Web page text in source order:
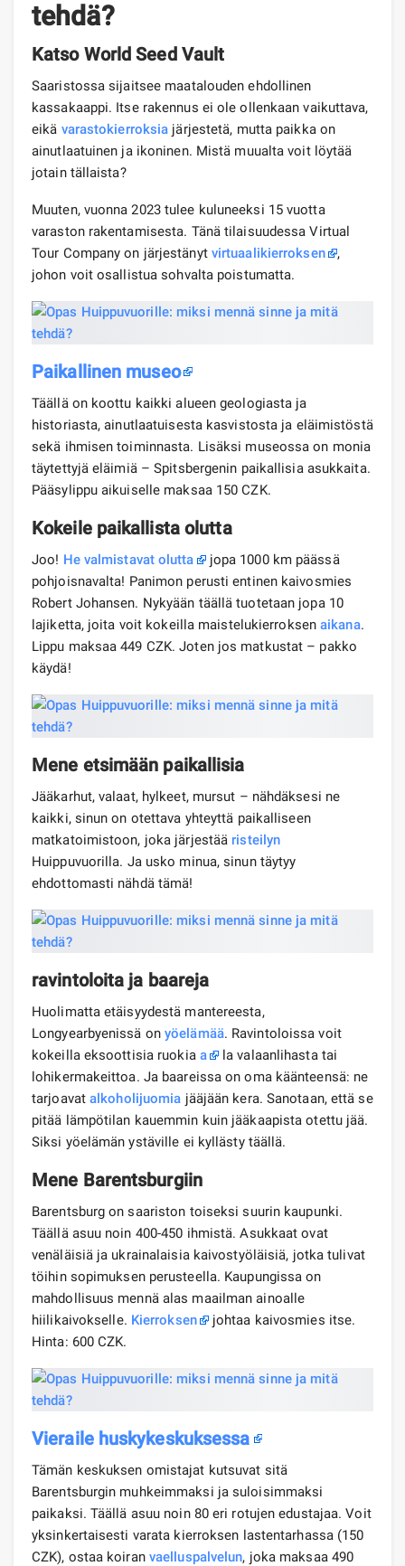
tehdä?
Katso World Seed Vault
Saaristossa sijaitsee maatalouden ehdollinen
kassakaappi. Itse rakennus ei ole ollenkaan vaikuttava,
eikä varastokierroksia järjestetä, mutta paikka on
ainutlaatuinen ja ikoninen. Mistä muualta voit löytää
jotain tällaista?
Muuten, vuonna 2023 tulee kuluneeksi 15 vuotta
varaston rakentamisesta. Tänä tilaisuudessa Virtual
Tour Company on järjestänyt virtuaalikierroksen
,
johon voit osallistua sohvalta poistumatta.
Paikallinen museo
Täällä on koottu kaikki alueen geologiasta ja
historiasta, ainutlaatuisesta kasvistosta ja eläimistöstä
sekä ihmisen toiminnasta. Lisäksi museossa on monia
täytettyjä eläimiä – Spitsbergenin paikallisia asukkaita.
Pääsylippu aikuiselle maksaa 150 CZK.
Kokeile paikallista olutta
Joo! He valmistavat olutta
jopa 1000 km päässä
pohjoisnavalta! Panimon perusti entinen kaivosmies
Robert Johansen. Nykyään täällä tuotetaan jopa 10
lajiketta, joita voit kokeilla maistelukierroksenaikana.
Lippu maksaa 449 CZK. Joten jos matkustat – pakko
käydä!
Mene etsimään paikallisia
Jääkarhut, valaat, hylkeet, mursut – nähdäksesi ne
kaikki, sinun on otettava yhteyttä paikalliseen
matkatoimistoon, joka järjestää risteilyn
Huippuvuorilla. Ja usko minua, sinun täytyy
ehdottomasti nähdä tämä!
ravintoloita ja baareja
Huolimatta etäisyydestä mantereesta,
Longyearbyenissä on yöelämää. Ravintoloissa voit
kokeilla eksoottisia ruokia a
la valaanlihasta tai
lohikermakeittoa. Ja baareissa on oma käänteensä: ne
tarjoavat alkoholijuomia jääjään kera. Sanotaan, että se
pitää lämpötilan kauemmin kuin jääkaapista otettu jää.
Siksi yöelämän ystäville ei kyllästy täällä.
Mene Barentsburgiin
Barentsburg on saariston toiseksi suurin kaupunki.
Täällä asuu noin 400-450 ihmistä. Asukkaat ovat
venäläisiä ja ukrainalaisia ​​kaivostyöläisiä, jotka tulivat
töihin sopimuksen perusteella. Kaupungissa on
mahdollisuus mennä alas maailman ainoalle
hiilikaivokselle. Kierroksen
johtaa kaivosmies itse.
Hinta: 600 CZK.
Vieraile huskykeskuksessa
Tämän keskuksen omistajat kutsuvat sitä
Barentsburgin muhkeimmaksi ja suloisimmaksi
paikaksi. Täällä asuu noin 80 eri rotujen edustajaa. Voit
yksinkertaisesti varata kierroksen lastentarhassa (150
CZK), ostaa koiran vaelluspalvelun, joka maksaa 490